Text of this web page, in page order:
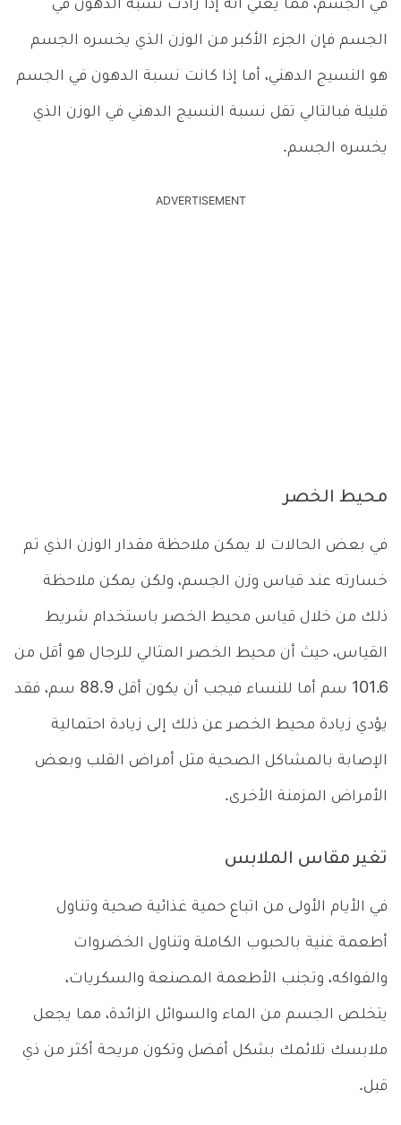
في الجسم، مما يعني أنه إذا زادت نسبة الدهون في
الجسم فإن الجزء الأكبر من الوزن الذي يخسره الجسم
هو النسيج الدهني، أما إذا كانت نسبة الدهون في الجسم
قليلة فبالتالي تقل نسبة النسيج الدهني في الوزن الذي
يخسره الجسم.
ADVERTISEMENT
محيط الخصر
في بعض الحالات لا يمكن ملاحظة مقدار الوزن الذي تم
خسارته عند قياس وزن الجسم، ولكن يمكن ملاحظة
ذلك من خلال قياس محيط الخصر باستخدام شريط
القياس، حيث أن محيط الخصر المثالي للرجال هو أقل من
101.6 سم أما للنساء فيجب أن يكون أقل 88.9 سم، فقد
يؤدي زيادة محيط الخصر عن ذلك إلى زيادة احتمالية
الإصابة بالمشاكل الصحية مثل أمراض القلب وبعض
الأمراض المزمنة الأخرى.
تغير مقاس الملابس
في الأيام الأولى من اتباع حمية غذائية صحية وتناول
أطعمة غنية بالحبوب الكاملة وتناول الخضروات
والفواكه، وتجنب الأطعمة المصنعة والسكريات،
يتخلص الجسم من الماء والسوائل الزائدة، مما يجعل
ملابسك تلائمك بشكل أفضل وتكون مريحة أكثر من ذي
قبل.